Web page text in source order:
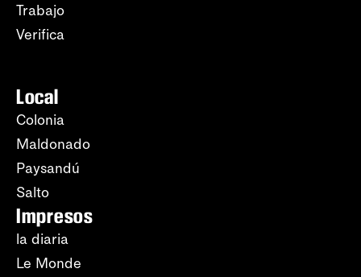
Trabajo
Verifica
Local
Colonia
Maldonado
Paysandú
Salto
Impresos
la diaria
Le Monde